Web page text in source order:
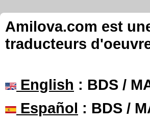
Amilova.com est
traducteurs
English : BDS /
Español : BDS /